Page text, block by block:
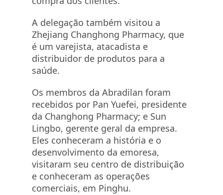
A delegação também visitou a
Zhejiang Changhong Pharmacy, que
é um varejista, atacadista e
distribuidor de produtos para a
saúde.
Os membros da Abradilan foram
recebidos por Pan Yuefei, presidente
da Changhong Pharmacy; e Sun
Lingbo, gerente geral da empresa.
Eles conheceram a história e o
desenvolvimento da emoresa,
visitaram seu centro de distribuição
e conheceram as operações
comerciais, em Pinghu.